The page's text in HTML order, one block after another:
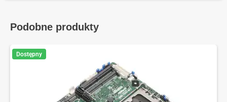
Podobne produkty
Dostępny